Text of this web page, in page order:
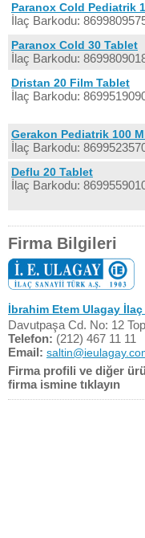
Paranox Cold Pediatrik
İlaç Barkodu:
Paranox Cold 30 Tablet
İlaç Barkodu:
Dristan 20 Film Tablet
İlaç Barkodu:
Gerakon Pediatrik 100
İlaç Barkodu:
Deflu 20 Tablet
İlaç Barkodu:
Firma Bilgileri
İbrahim Etem Ulagay
Davutpaşa Cd. No: 12
Telefon: (212) 467 11 11
Email:
Firma profili ve diğer
firma ismine tıklayın